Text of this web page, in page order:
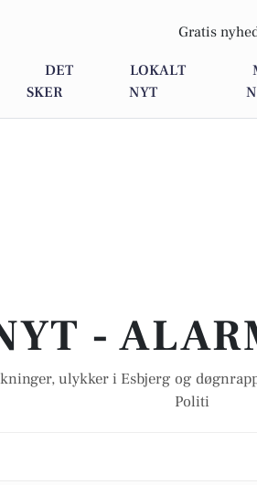
Gratis
DET
SKER
LOKALT
NYT
-
ulykker i Esbjerg og
Politi